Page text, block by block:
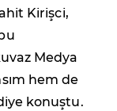
Kirişci,
Medya
hem de
konuştu.